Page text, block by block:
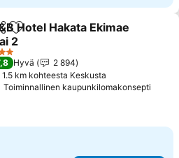
Lisää suosikkeihin
Hotel Hakata Ekimae
2
Hyvä
2 894
1.5 km kohteesta Keskusta
Toiminnallinen kaupunkilomakonsepti